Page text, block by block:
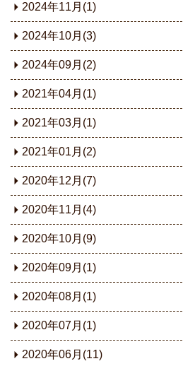
2024年11月(1)
2024年10月(3)
2024年09月(2)
2021年04月(1)
2021年03月(1)
2021年01月(2)
2020年12月(7)
2020年11月(4)
2020年10月(9)
2020年09月(1)
2020年08月(1)
2020年07月(1)
2020年06月(11)